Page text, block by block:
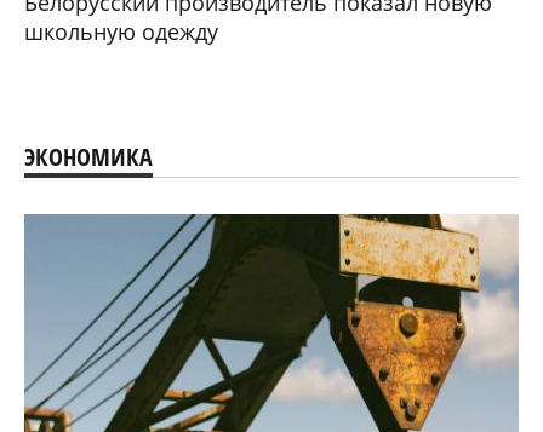
школьную одежду
ЭКОНОМИКА